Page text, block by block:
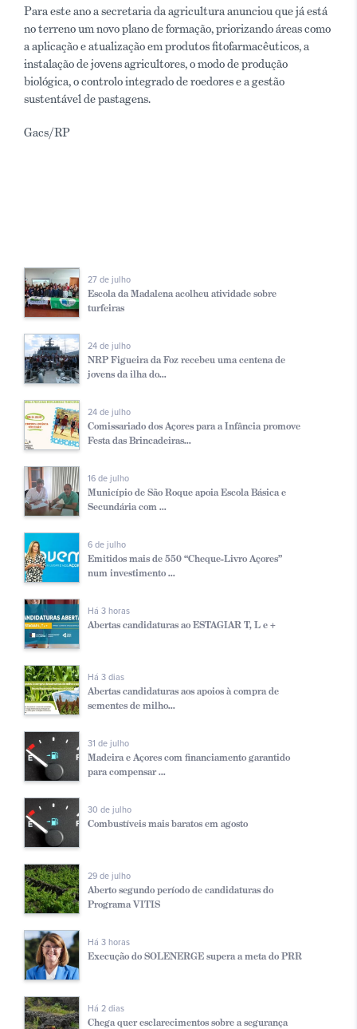
Para este ano a secretaria da agricultura anunciou que já está
no terreno um novo plano de formação, priorizando áreas como
a aplicação e atualização em produtos fitofarmacêuticos, a
instalação de jovens agricultores, o modo de produção
biológica, o controlo integrado de roedores e a gestão
sustentável de pastagens.
Gacs/RP
27 de julho
Escola da Madalena acolheu atividade sobre
turfeiras
24 de julho
NRP Figueira da Foz recebeu uma centena de
jovens da ilha do...
24 de julho
Comissariado dos Açores para a Infância promove
Festa das Brincadeiras...
16 de julho
Município de São Roque apoia Escola Básica e
Secundária com ...
6 de julho
Emitidos mais de 550 “Cheque-Livro Açores”
num investimento ...
Há 3 horas
Abertas candidaturas ao ESTAGIAR T, L e +
Há 3 dias
Abertas candidaturas aos apoios à compra de
sementes de milho...
31 de julho
Madeira e Açores com financiamento garantido
para compensar ...
30 de julho
Combustíveis mais baratos em agosto
29 de julho
Aberto segundo período de candidaturas do
Programa VITIS
Há 3 horas
Execução do SOLENERGE supera a meta do PRR
Há 2 dias
Chega quer esclarecimentos sobre a segurança